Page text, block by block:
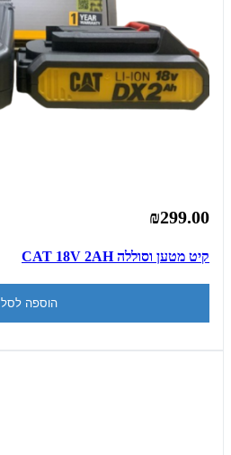
₪299.00
קיט מטען וסוללה CAT 18V 2AH
הוספה לסל